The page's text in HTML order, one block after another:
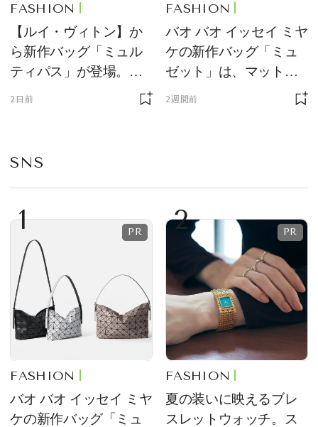
FASHION
【ルイ・ヴィトン】か
ら新作バッグ「ミュル
ティパス」が登場。ミ
ニサイズもラインナッ
2日前
FASHION
バオ バオ イッセイ ミヤ
ケの新作バッグ「ミュ
ゼット」は、マットな
2週間前
SNS
1
FASHION
バオ バオ イッセイ ミヤ
ケの新作バッグ「ミュ
2
FASHION
夏の装いに映えるブレ
スレットウォッチ。ス